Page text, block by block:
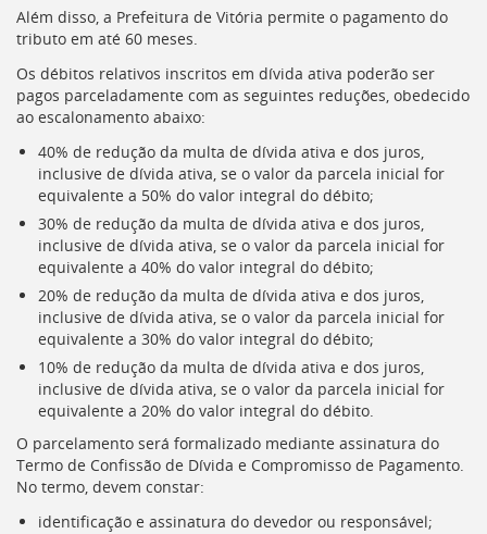
Além disso, a Prefeitura de Vitória permite o pagamento do
tributo em até 60 meses.
Os débitos relativos inscritos em dívida ativa poderão ser
pagos parceladamente com as seguintes reduções, obedecido
ao escalonamento abaixo:
40% de redução da multa de dívida ativa e dos juros,
inclusive de dívida ativa, se o valor da parcela inicial for
equivalente a 50% do valor integral do débito;
30% de redução da multa de dívida ativa e dos juros,
inclusive de dívida ativa, se o valor da parcela inicial for
equivalente a 40% do valor integral do débito;
20% de redução da multa de dívida ativa e dos juros,
inclusive de dívida ativa, se o valor da parcela inicial for
equivalente a 30% do valor integral do débito;
10% de redução da multa de dívida ativa e dos juros,
inclusive de dívida ativa, se o valor da parcela inicial for
equivalente a 20% do valor integral do débito.
O parcelamento será formalizado mediante assinatura do
Termo de Confissão de Dívida e Compromisso de Pagamento.
No termo, devem constar:
identificação e assinatura do devedor ou responsável;